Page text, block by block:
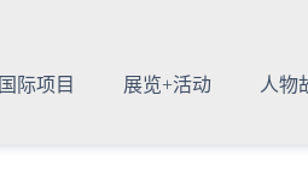
国际项目 展览+活动 人物